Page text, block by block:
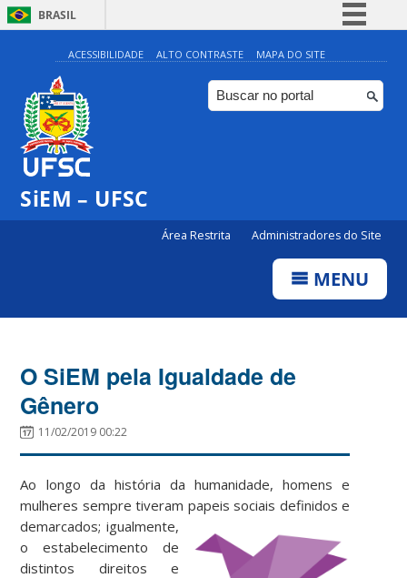
BRASIL
Simplifique!
Comunica BR
Participe
ACESSIBILIDADE ALTO CONTRASTE MAPA DO SITE
SiEM – UFSC
Área Restrita Administradores do Site
MENU
O SiEM pela Igualdade de
Gênero
11/02/2019 00:22
Ao longo da história da humanidade, homens e
mulheres sempre tiveram papeis sociais definidos e
demarcados;igualmente,
o estabelecimento de
distintos direitos e